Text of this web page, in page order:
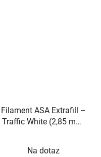
Filament ASA Extrafill –
Traffic White (2,85 mm;
Na dotaz